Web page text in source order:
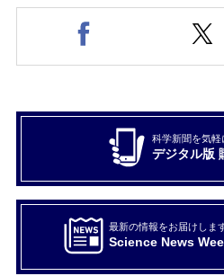
科学新聞を気軽
デジタル版
最新の情報をお届けしま
Science News